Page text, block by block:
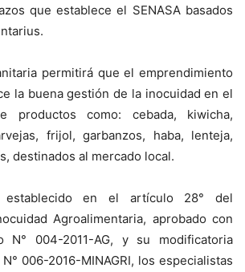
que establece el SENASA basados
permitirá que el emprendimiento
la buena gestión de la inocuidad en el
productos como: cebada, kiwicha,
frijol, garbanzos, haba, lenteja,
destinados al mercado local.
en el artículo 28° del
Agroalimentaria, aprobado con
N° 004-2011-AG, y su modificatoria
006-2016-MINAGRI, los especialistas